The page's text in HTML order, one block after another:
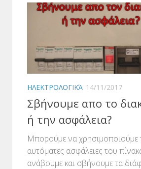
ΗΛΕΚΤΡΟΛΟΓΙΚΆ 14/11/2017
Σβήνουμε απο το
ή την ασφάλεια?
Μπορούμε να χρησιμοποιούμε
αυτόματες ασφάλειες του
ανάβουμε και σβήνουμε τα